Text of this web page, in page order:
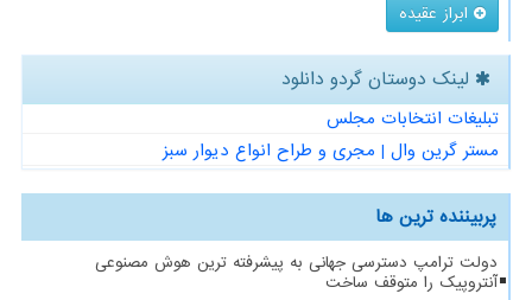
ابراز عقیده
لینک دوستان گردو دانلود
تبلیغات انتخابات مجلس
مستر گرین وال | مجری و طراح انواع دیوار سبز
پربیننده ترین ها
دولت ترامپ دسترسی جهانی به پیشرفته ترین هوش مصنوعی
آنتروپیک را متوقف ساخت